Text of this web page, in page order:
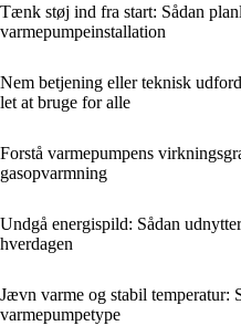
Tænk støj ind fra start: Sådan
varmepumpeinstallation
Nem betjening eller teknisk
let at bruge for alle
Forstå varmepumpens
gasopvarmning
Undgå energispild: Sådan
hverdagen
Jævn varme og stabil temperatur:
varmepumpetype